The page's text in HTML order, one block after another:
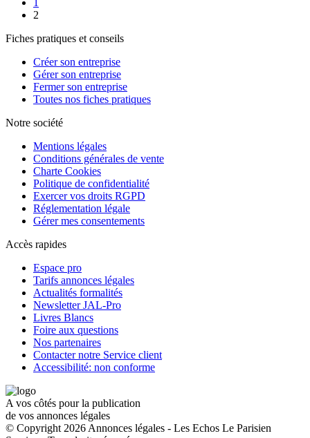
2
Fiches pratiques et conseils
Créer son entreprise
Gérer son entreprise
Fermer son entreprise
Toutes nos fiches pratiques
Notre société
Mentions légales
Conditions générales de vente
Charte Cookies
Politique de confidentialité
Exercer vos droits RGPD
Réglementation légale
Gérer mes consentements
Accès rapides
Espace pro
Tarifs annonces légales
Actualités formalités
Newsletter JAL-Pro
Livres Blancs
Foire aux questions
Nos partenaires
Contacter notre Service client
Accessibilité: non conforme
A vos côtés pour la publication
de vos annonces légales
© Copyright 2026 Annonces légales - Les Echos Le Parisien